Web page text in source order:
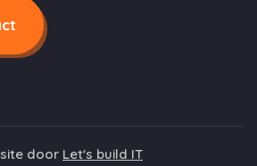
door Let's build IT